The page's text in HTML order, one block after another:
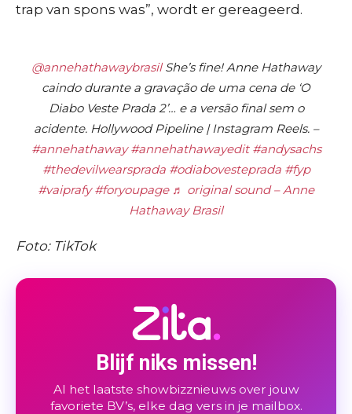
trap van spons was”, wordt er gereageerd.
@annehathawaybrasilShe’s fine! Anne Hathaway
caindo durante a gravação de uma cena de ‘O
Diabo Veste Prada 2’… e a versão final sem o
acidente. Hollywood Pipeline | Instagram Reels. –
#annehathaway #annehathawayedit #andysachs
#thedevilwearsprada #odiabovesteprada #fyp
#vaiprafy #foryoupage ♬ original sound – Anne
Hathaway Brasil
Foto: TikTok
Blijf niks missen!
Al het laatste showbizznieuws over jouw
favoriete BV’s, elke dag vers in je mailbox.